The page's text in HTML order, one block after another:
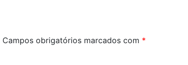
Campos obrigatórios marcados com *